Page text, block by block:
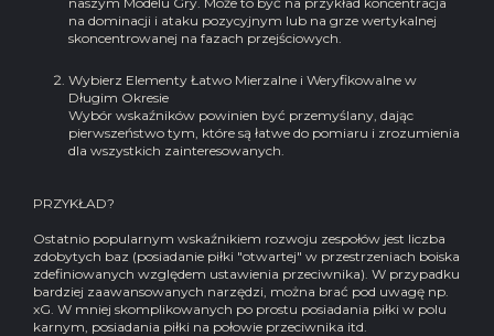
na dominacji i ataku pozycyjnym lub na grze wertykalnej
skoncentrowanej na fazach przejściowych.
Wybierz Elementy Łatwo Mierzalne i Weryfikowalne w
Długim Okresie
Wybór wskaźników powinien być przemyślany, dając
pierwszeństwo tym, które są łatwe do pomiaru i zrozumienia
dla wszystkich zainteresowanych.
PRZYKŁAD?
Ostatnio popularnym wskaźnikiem rozwoju zespołów jest liczba
zdobytych baz (posiadanie piłki "otwartej" w przestrzeniach boiska
zdefiniowanych względem ustawienia przeciwnika). W przypadku
bardziej zaawansowanych narzędzi, można brać pod uwagę np.
xG. W mniej skomplikowanych po prostu posiadania piłki w polu
karnym, posiadania piłki na połowie przeciwnika itd.